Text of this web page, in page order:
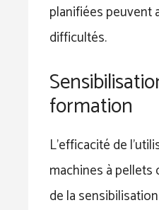
planifiées peuvent
difficultés.
formation
L’efficacité de
machines à
de la